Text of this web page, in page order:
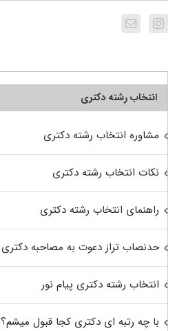
انتخاب رشته دکتری
مشاوره انتخاب رشته دکتری
نکات انتخاب رشته دکتری
راهنمای انتخاب رشته دکتری
حدنصاب تراز دعوت به مصاحبه دکتری
انتخاب رشته دکتری پیام نور
با چه رتبه ای دکتری کجا قبول میشم؟